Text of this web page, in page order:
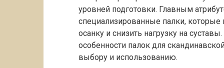
уровней подготовки. Главным
специализированные палки, которые
осанку и снизить нагрузку на
особенности палок для
выбору и использованию.